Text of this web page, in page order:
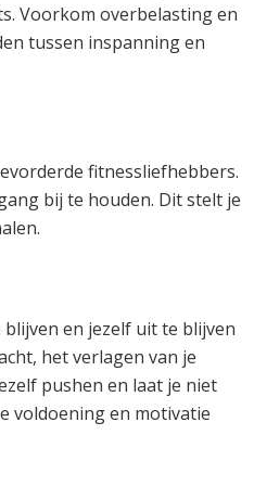
Voorkom overbelasting en
tussen inspanning en
fitnessliefhebbers.
bij te houden. Dit stelt je
en jezelf uit te blijven
het verlagen van je
pushen en laat je niet
voldoening en motivatie